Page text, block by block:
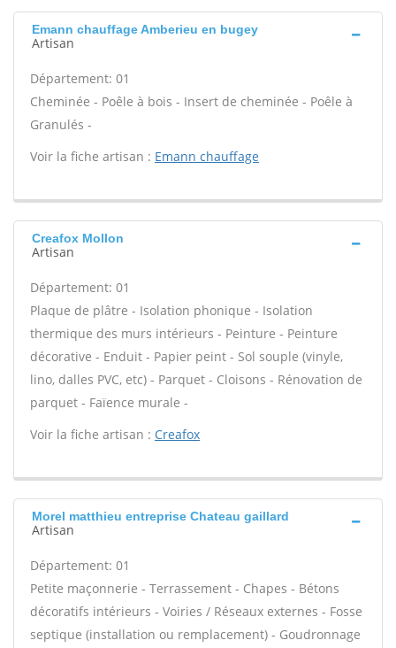
Emann chauffage Amberieu en bugey
Artisan
Département: 01
Cheminée - Poêle à bois - Insert de cheminée - Poêle à
Granulés -
Voir la fiche artisan : Emann chauffage
Creafox Mollon
Artisan
Département: 01
Plaque de plâtre - Isolation phonique - Isolation
thermique des murs intérieurs - Peinture - Peinture
décorative - Enduit - Papier peint - Sol souple (vinyle,
lino, dalles PVC, etc) - Parquet - Cloisons - Rénovation de
parquet - Faïence murale -
Voir la fiche artisan : Creafox
Morel matthieu entreprise Chateau gaillard
Artisan
Département: 01
Petite maçonnerie - Terrassement - Chapes - Bétons
décoratifs intérieurs - Voiries / Réseaux externes - Fosse
septique (installation ou remplacement) - Goudronnage